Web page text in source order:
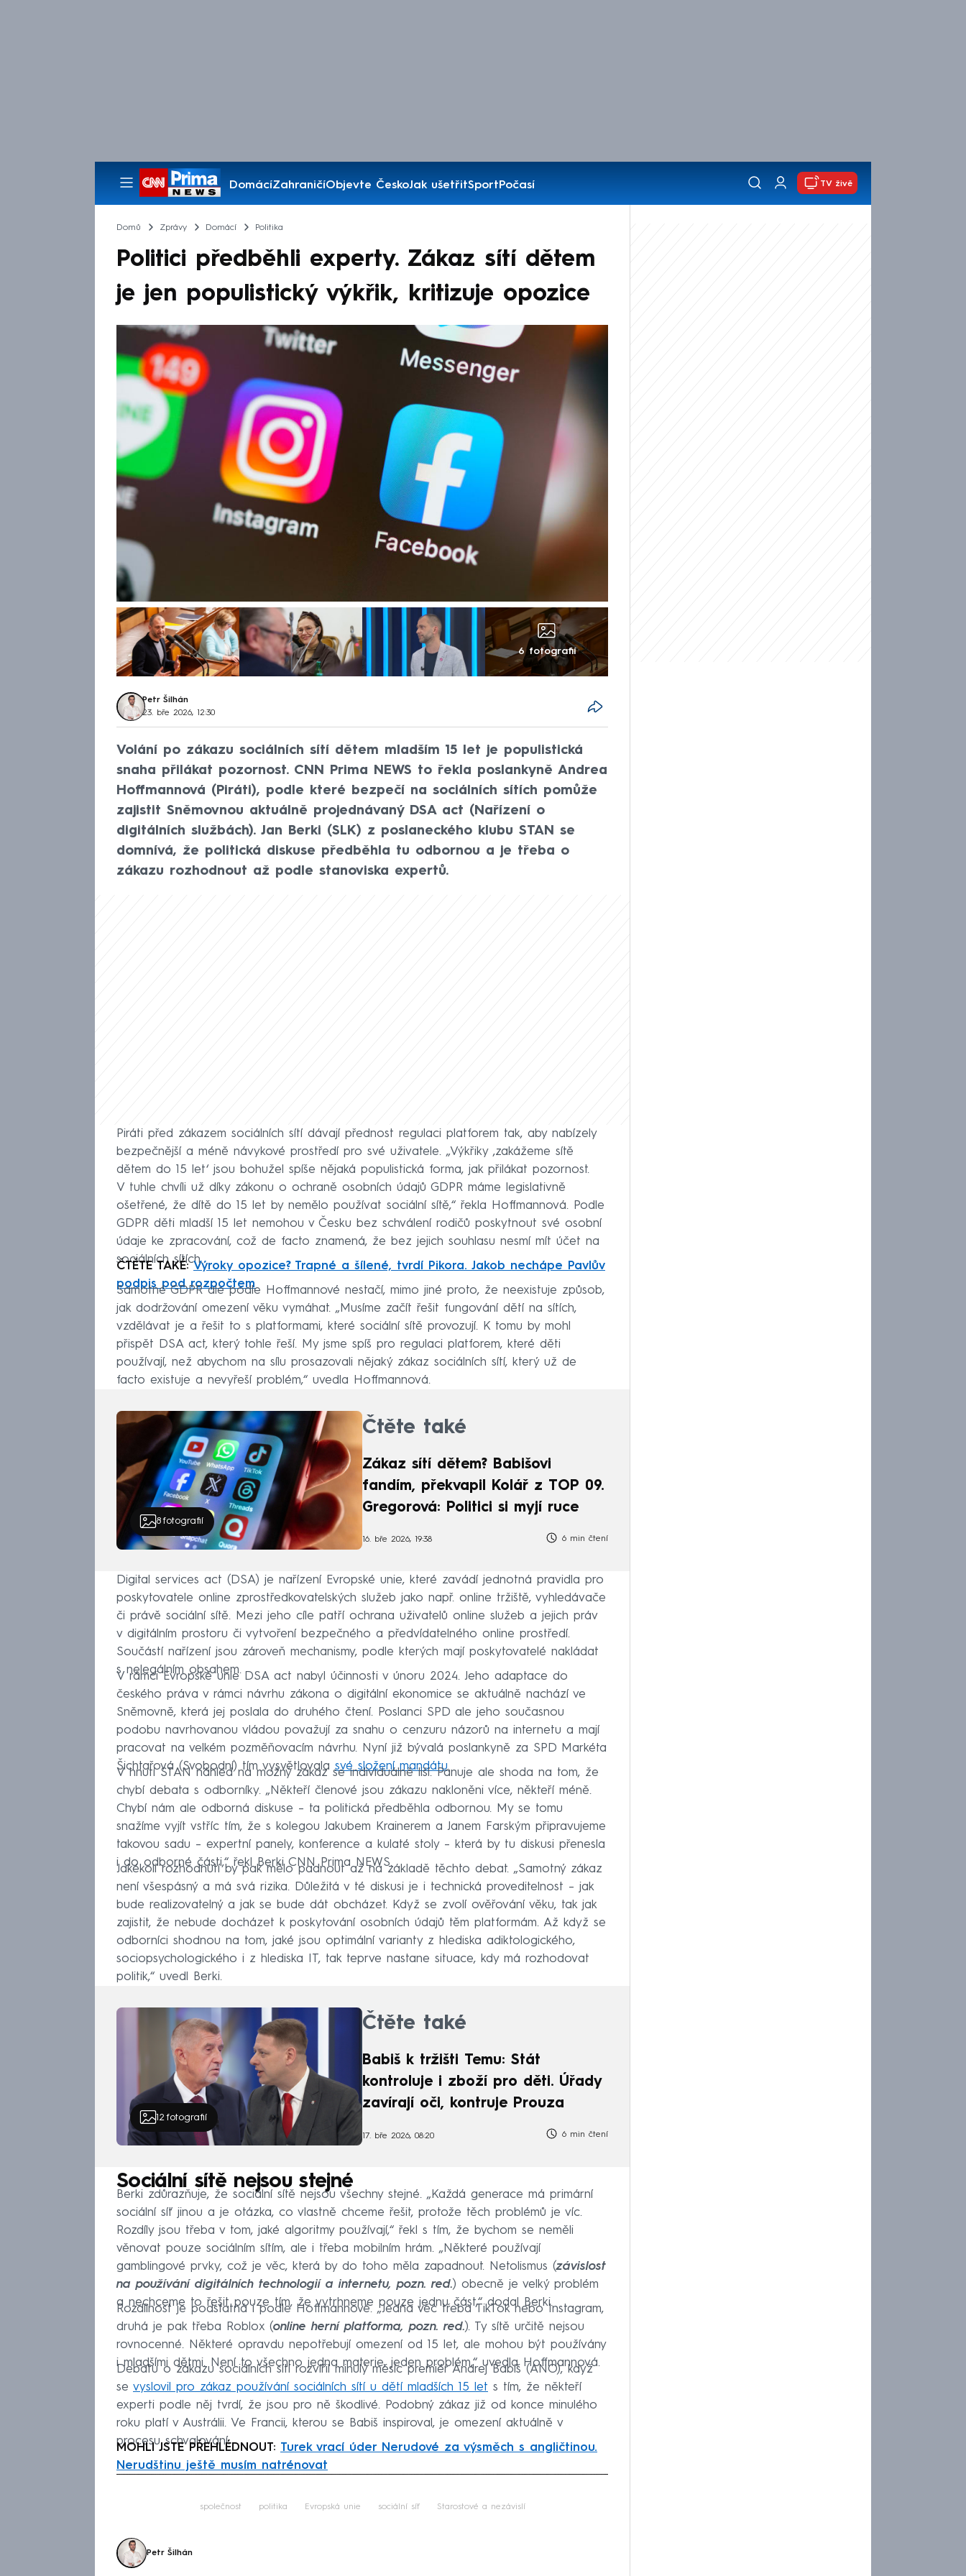
DomácíZahraničíObjevte ČeskoJak ušetřitSportPočasí
Pořady
TV živě
Domů Zprávy Domácí Politika
Politici předběhli experty. Zákaz sítí dětem
je jen populistický výkřik, kritizuje opozice
6 fotografií
Petr Šilhán
23. bře 2026, 12:30
Volání po zákazu sociálních sítí dětem mladším 15 let je populistická
snaha přilákat pozornost. CNN Prima NEWS to řekla poslankyně Andrea
Hoffmannová (Piráti), podle které bezpečí na sociálních sítích pomůže
zajistit Sněmovnou aktuálně projednávaný DSA act (Nařízení o
digitálních službách). Jan Berki (SLK) z poslaneckého klubu STAN se
domnívá, že politická diskuse předběhla tu odbornou a je třeba o
zákazu rozhodnout až podle stanoviska expertů.
Piráti před zákazem sociálních sítí dávají přednost regulaci platforem tak, aby nabízely
bezpečnější a méně návykové prostředí pro své uživatele. „Výkřiky ‚zakážeme sítě
dětem do 15 let‘ jsou bohužel spíše nějaká populistická forma, jak přilákat pozornost.
V tuhle chvíli už díky zákonu o ochraně osobních údajů GDPR máme legislativně
ošetřené, že dítě do 15 let by nemělo používat sociální sítě,“ řekla Hoffmannová. Podle
GDPR děti mladší 15 let nemohou v Česku bez schválení rodičů poskytnout své osobní
údaje ke zpracování, což de facto znamená, že bez jejich souhlasu nesmí mít účet na
sociálních sítích.
ČTĚTE TAKÉ:Výroky opozice? Trapné a šílené, tvrdí Pikora. Jakob nechápe Pavlův
podpis pod rozpočtem
Samotné GDPR ale podle Hoffmannové nestačí, mimo jiné proto, že neexistuje způsob,
jak dodržování omezení věku vymáhat. „Musíme začít řešit fungování dětí na sítích,
vzdělávat je a řešit to s platformami, které sociální sítě provozují. K tomu by mohl
přispět DSA act, který tohle řeší. My jsme spíš pro regulaci platforem, které děti
používají, než abychom na sílu prosazovali nějaký zákaz sociálních sítí, který už de
facto existuje a nevyřeší problém,“ uvedla Hoffmannová.
8fotografií
Čtěte také
Zákaz sítí dětem? Babišovi
fandím, překvapil Kolář z TOP 09.
Gregorová: Politici si myjí ruce
16. bře 2026, 19:38 6 min čtení
Digital services act (DSA) je nařízení Evropské unie, které zavádí jednotná pravidla pro
poskytovatele online zprostředkovatelských služeb jako např. online tržiště, vyhledávače
či právě sociální sítě. Mezi jeho cíle patří ochrana uživatelů online služeb a jejich práv
v digitálním prostoru či vytvoření bezpečného a předvídatelného online prostředí.
Součástí nařízení jsou zároveň mechanismy, podle kterých mají poskytovatelé nakládat
s nelegálním obsahem.
V rámci Evropské unie DSA act nabyl účinnosti v únoru 2024. Jeho adaptace do
českého práva v rámci návrhu zákona o digitální ekonomice se aktuálně nachází ve
Sněmovně, která jej poslala do druhého čtení. Poslanci SPD ale jeho současnou
podobu navrhovanou vládou považují za snahu o cenzuru názorů na internetu a mají
pracovat na velkém pozměňovacím návrhu. Nyní již bývalá poslankyně za SPD Markéta
Šichtařová (Svobodní) tím vysvětlovala své složení mandátu.
V hnutí STAN náhled na možný zákaz se individuálně liší. Panuje ale shoda na tom, že
chybí debata s odborníky. „Někteří členové jsou zákazu nakloněni více, někteří méně.
Chybí nám ale odborná diskuse – ta politická předběhla odbornou. My se tomu
snažíme vyjít vstříc tím, že s kolegou Jakubem Krainerem a Janem Farským připravujeme
takovou sadu – expertní panely, konference a kulaté stoly – která by tu diskusi přenesla
i do odborné části,“ řekl Berki CNN Prima NEWS.
Jakékoli rozhodnutí by pak mělo padnout až na základě těchto debat. „Samotný zákaz
není všespásný a má svá rizika. Důležitá v té diskusi je i technická proveditelnost – jak
bude realizovatelný a jak se bude dát obcházet. Když se zvolí ověřování věku, tak jak
zajistit, že nebude docházet k poskytování osobních údajů těm platformám. Až když se
odborníci shodnou na tom, jaké jsou optimální varianty z hlediska adiktologického,
sociopsychologického i z hlediska IT, tak teprve nastane situace, kdy má rozhodovat
politik,“ uvedl Berki.
12fotografií
Čtěte také
Babiš k tržišti Temu: Stát
kontroluje i zboží pro děti. Úřady
zavírají oči, kontruje Prouza
17. bře 2026, 08:20 6 min čtení
Sociální sítě nejsou stejné
Berki zdůrazňuje, že sociální sítě nejsou všechny stejné. „Každá generace má primární
sociální síť jinou a je otázka, co vlastně chceme řešit, protože těch problémů je víc.
Rozdíly jsou třeba v tom, jaké algoritmy používají,“ řekl s tím, že bychom se neměli
věnovat pouze sociálním sítím, ale i třeba mobilním hrám. „Některé používají
gamblingové prvky, což je věc, která by do toho měla zapadnout. Netolismus (závislost
na používání digitálních technologií a internetu, pozn. red.) obecně je velký problém
a nechceme to řešit pouze tím, že vytrhneme pouze jednu část,“ dodal Berki.
Rozdílnost je podstatná i podle Hoffmannové. „Jedna věc třeba TikTok nebo Instagram,
druhá je pak třeba Roblox (online herní platforma, pozn. red.). Ty sítě určitě nejsou
rovnocenné. Některé opravdu nepotřebují omezení od 15 let, ale mohou být používány
i mladšími dětmi. Není to všechno jedna materie, jeden problém,“ uvedla Hoffmannová.
Debatu o zákazu sociálních sítí rozvířil minulý měsíc premiér Andrej Babiš (ANO), když
se vyslovil pro zákaz používání sociálních sítí u dětí mladších 15 let s tím, že někteří
experti podle něj tvrdí, že jsou pro ně škodlivé. Podobný zákaz již od konce minulého
roku platí v Austrálii. Ve Francii, kterou se Babiš inspiroval, je omezení aktuálně v
procesu schvalování.
MOHLI JSTE PŘEHLÉDNOUT: Turek vrací úder Nerudové za výsměch s angličtinou.
Nerudštinu ještě musím natrénovat
společnost politika Evropská unie sociální síť Starostové a nezávislí
Petr Šilhán